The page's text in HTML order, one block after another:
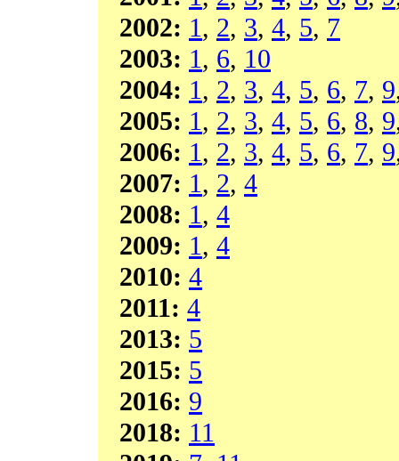
2002: 1, 2, 3, 4, 5, 7
2003: 1, 6, 10
2004: 1, 2, 3, 4, 5, 6, 7, 9
2005: 1, 2, 3, 4, 5, 6, 8, 9
2006: 1, 2, 3, 4, 5, 6, 7, 9
2007: 1, 2, 4
2008: 1, 4
2009: 1, 4
2010: 4
2011: 4
2013: 5
2015: 5
2016: 9
2018: 11